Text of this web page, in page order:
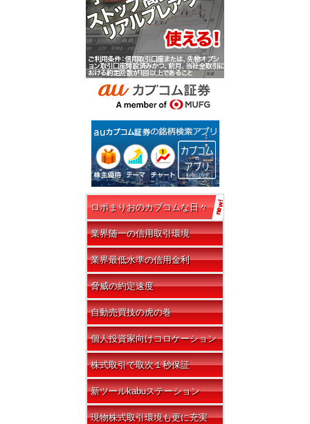
ロボまりおのカブコムな日々
業界随一の信用取引環境
業界最低水準の信用金利
脅威の約定速度
自動売買技の虎の巻
個人投資家向けコロケーション
株式取引で取次１秒保証
新ツールkabuステーション
現物株式取引環境も更に充実